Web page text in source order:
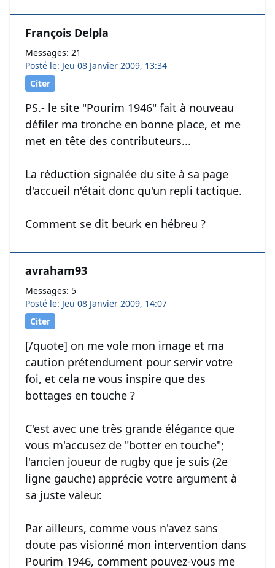
François Delpla
Messages: 21
Posté le: Jeu 08 Janvier 2009, 13:34
Citer
PS.- le site "Pourim 1946" fait à nouveau
défiler ma tronche en bonne place, et me
met en tête des contributeurs...
La réduction signalée du site à sa page
d'accueil n'était donc qu'un repli tactique.
Comment se dit beurk en hébreu ?
avraham93
Messages: 5
Posté le: Jeu 08 Janvier 2009, 14:07
Citer
[/quote] on me vole mon image et ma
caution prétendument pour servir votre
foi, et cela ne vous inspire que des
bottages en touche ?
C'est avec une très grande élégance que
vous m'accusez de "botter en touche";
l'ancien joueur de rugby que je suis (2e
ligne gauche) apprécie votre argument à
sa juste valeur.
Par ailleurs, comme vous n'avez sans
doute pas visionné mon intervention dans
Pourim 1946, comment pouvez-vous me